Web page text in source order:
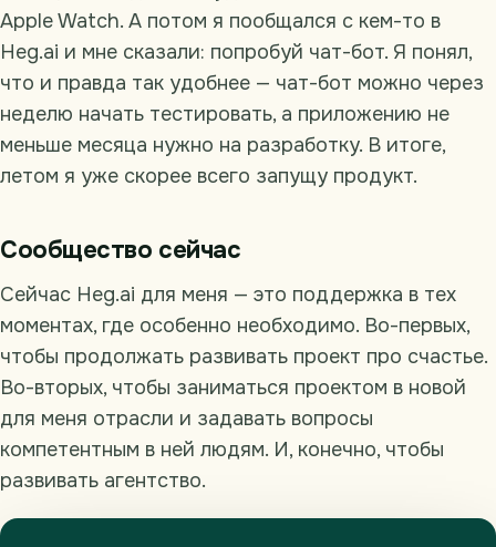
Apple Watch. А потом я пообщался с кем-то в
Heg.ai и мне сказали: попробуй чат-бот. Я понял,
что и правда так удобнее — чат-бот можно через
неделю начать тестировать, а приложению не
меньше месяца нужно на разработку. В итоге,
летом я уже скорее всего запущу продукт.
Сообщество сейчас
Сейчас Heg.ai для меня — это поддержка в тех
моментах, где особенно необходимо. Во-первых,
чтобы продолжать развивать проект про счастье.
Во-вторых, чтобы заниматься проектом в новой
для меня отрасли и задавать вопросы
компетентным в ней людям. И, конечно, чтобы
развивать агентство.